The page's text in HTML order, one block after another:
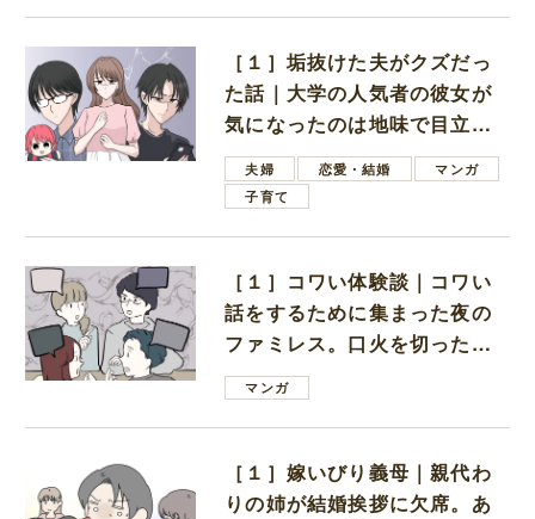
［１］垢抜けた夫がクズだっ
た話｜大学の人気者の彼女が
気になったのは地味で目立た
ない男子学生
夫婦 恋愛・結婚
マンガ
子育て
［１］コワい体験談｜コワい
話をするために集まった夜の
ファミレス。口火を切ったの
は電車好きの男の子ママ
マンガ
［１］嫁いびり義母｜親代わ
りの姉が結婚挨拶に欠席。あ